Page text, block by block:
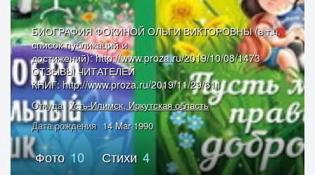
БИОГРАФИЯ ФОКИНОЙ ОЛЬГИ ВИКТОРОВНЫ (в т.ч.
список публикаций и
достижений): http://www.proza.ru/2019/10/08/1473
ОТЗЫВЫ ЧИТАТЕЛЕЙ
КНИГ: http://www.proza.ru/2019/11/29/611
Откуда Усть-Илимск, Иркутская область
Дата рождения 14 Mar 1990
Фото10 Стихи 4